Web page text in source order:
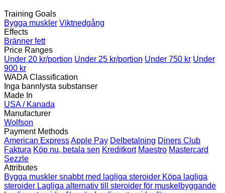
Training Goals
Bygga muskler Viktnedgång
Effects
Bränner fett
Price Ranges
Under 20 kr/portion Under 25 kr/portion Under 750 kr Under
900 kr
WADA Classification
Inga bannlysta substanser
Made In
USA / Kanada
Manufacturer
Wolfson
Payment Methods
American ExpressApple Pay Delbetalning Diners Club
Faktura Köp nu, betala sen Kreditkort Maestro Mastercard
Sezzle
Attributes
Bygga muskler snabbt med lagliga steroider Köpa lagliga
steroider Lagliga alternativ till steroider för muskelbyggande